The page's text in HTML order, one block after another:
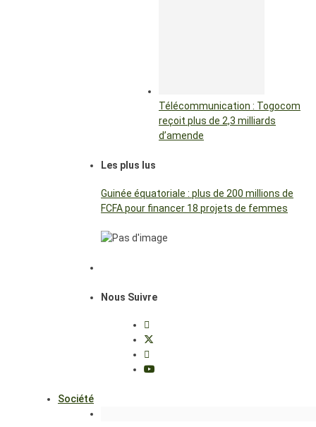
Télécommunication : Togocom
reçoit plus de 2,3 milliards
d’amende
Les plus lus
Guinée équatoriale : plus de 200 millions de
FCFA pour financer 18 projets de femmes
Nous Suivre
Société